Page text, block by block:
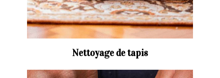
Nettoyage de tapis